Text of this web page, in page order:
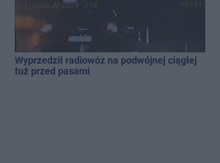
Wyprzedził radiowóz na podwójnej ciągłej
tuż przed pasami